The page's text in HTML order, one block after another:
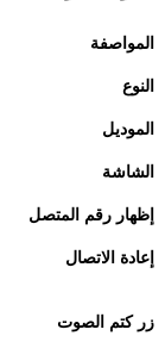
المواصفة
النوع
الموديل
الشاشة
إظهار رقم المتصل
إعادة الاتصال
زر كتم الصوت